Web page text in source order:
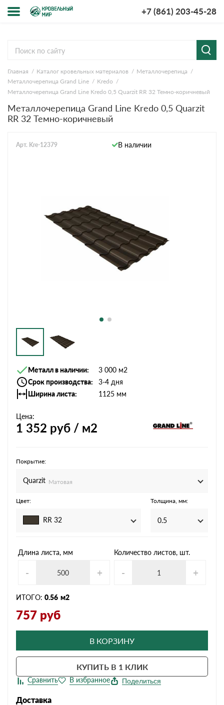
+7 (861) 203-45-28
компании
и оплата
Главная Каталог кровельных материалов
Металлочерепица
Металлочерепица Grand Line
Kredo
Металлочерепица Grand Line Kredo 0,5 Quarzit RR 32 Темно-коричневый
Металлочерепица Grand Line Kredo 0,5 Quarzit
RR 32 Темно-коричневый
Арт. Kre-12379 В наличии
Металл в наличии
3 000 м2
Срок производства
3-4 дня
Ширина листа
1125 мм
Цена:
1 352 руб / м2
Покрытие:
Quarzit Матовая
Цвет:
RR 32
Толщина, мм:
0.5
Длина листа, мм
- +
Количество листов, шт.
- +
ИТОГО: 0.56 м2
757 руб
В КОРЗИНУ
КУПИТЬ В 1 КЛИК
Поделиться
Доставка